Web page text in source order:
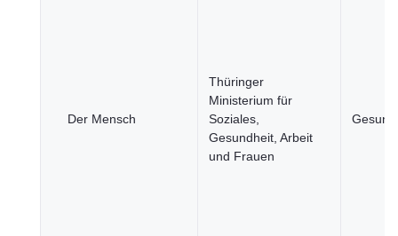
Der Mensch
Thüringer
Ministerium für
Soziales,
Gesundheit, Arbeit
und Frauen